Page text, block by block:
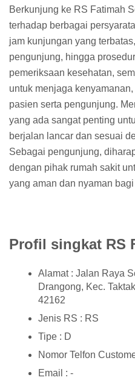
Berkunjung ke RS Fatimah
terhadap berbagai
jam kunjungan yang
pengunjung, hingga
pemeriksaan kesehatan,
untuk menjaga
pasien serta pengunjung.
yang ada sangat penting
berjalan lancar dan sesuai
Sebagai pengunjung,
dengan pihak rumah sakit
yang aman dan nyaman
Profil singkat RS
Alamat : Jalan Raya
Drangong, Kec.
42162
Jenis RS : RS
Tipe : D
Nomor Telfon
Email : -